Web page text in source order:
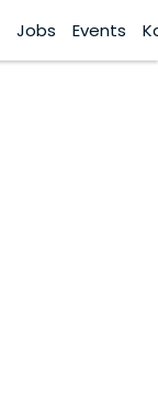
Jobs Events